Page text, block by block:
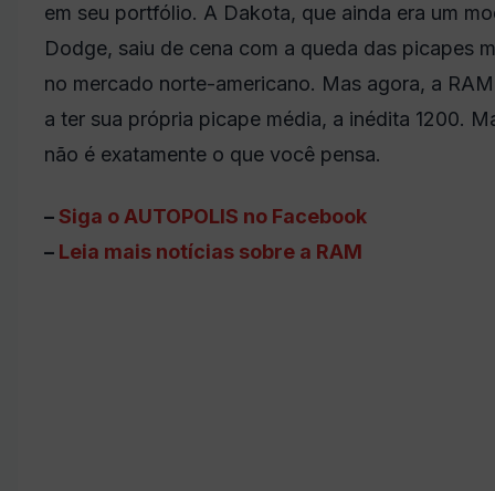
em seu portfólio. A Dakota, que ainda era um
Dodge, saiu de cena com a queda das picapes
no mercado norte-americano. Mas agora, a
a ter sua própria picape média, a inédita 1200.
não é exatamente o que você pensa.
–Siga o AUTOPOLIS no Facebook
– Leia mais notícias sobre a RAM